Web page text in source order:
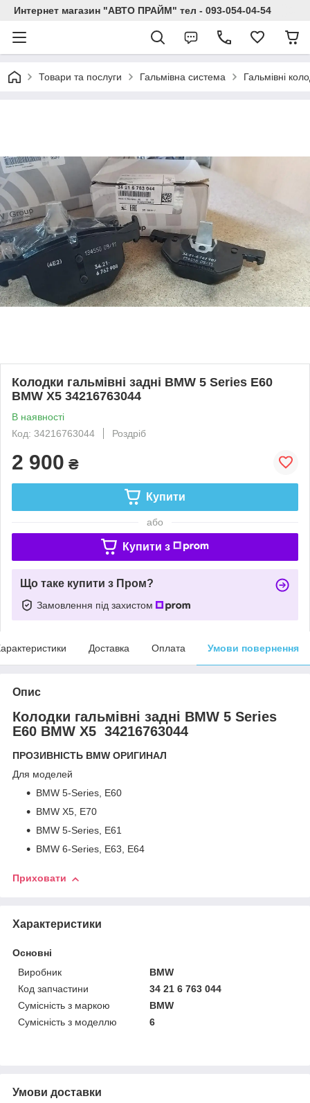
Интернет магазин "АВТО ПРАЙМ" тел - 093-054-04-54
Товари та послуги Гальмівна система Гальмівні
Колодки гальмівні задні BMW 5 Series E60
BMW X5 34216763044
В наявності
Код: 34216763044
Роздріб
2 900 ₴
Купити
або
Купити з
Що таке купити з Пром?
Замовлення під захистом
Доставка Оплата Умови повернення
Опис
Колодки гальмівні задні BMW 5 Series
E60 BMW X5 34216763044
ПРОЗИВНІСТЬ BMW ОРИГИНАЛ
Для моделей
BMW 5-Series, E60
BMW X5, E70
BMW 5-Series, E61
BMW 6-Series, E63, E64
Приховати
Характеристики
Основні
Виробник
BMW
Код запчастини
34 21 6 763 044
Сумісність з маркою
BMW
Сумісність з моделлю
6
Умови доставки